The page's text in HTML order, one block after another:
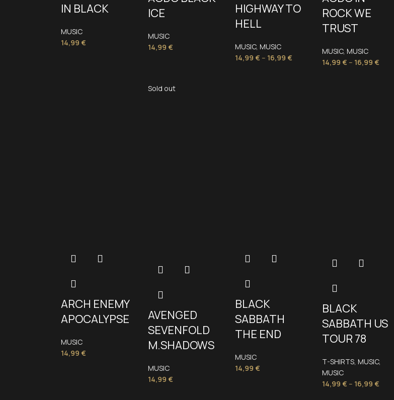
IN BLACK
MUSIC
14,99 €
ICE
MUSIC
14,99 €
HIGHWAY TO
HELL
MUSIC, MUSIC
14,99 € – 16,99 €
ROCK WE
TRUST
MUSIC, MUSIC
14,99 € – 16,99 €
ARCH ENEMY
APOCALYPSE
MUSIC
14,99 €
Sold out
AVENGED
SEVENFOLD
M.SHADOWS
MUSIC
14,99 €
BLACK
SABBATH
THE END
MUSIC
14,99 €
BLACK
SABBATH US
TOUR 78
T-SHIRTS, MUSIC,
MUSIC
14,99 € – 16,99 €